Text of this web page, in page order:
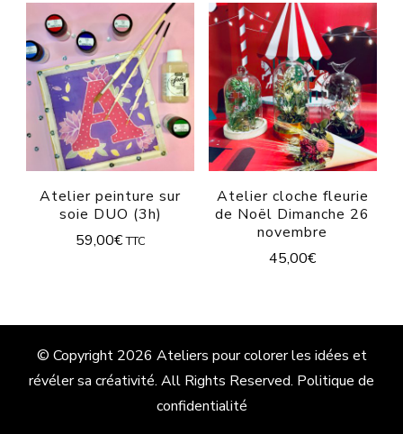
Atelier peinture sur
soie DUO (3h)
59,00€ TTC
Atelier cloche fleurie
de Noël Dimanche 26
novembre
45,00€
© Copyright 2026 Ateliers pour colorer les idées et
révéler sa créativité. All Rights Reserved. Politique de
confidentialité